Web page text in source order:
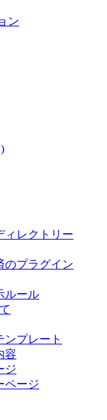
ン
ィレクトリー
のプラグイン
ルール
ンプレート
容
ジ
ページ